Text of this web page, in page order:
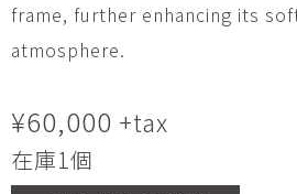
frame, further enhancing its
atmosphere.
¥60,000 +tax
在庫1個